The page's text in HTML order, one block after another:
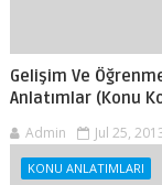
Gelişim Ve
Anlatımlar (Konu
Admin Jul 25,
KONU ANLATIMLARI